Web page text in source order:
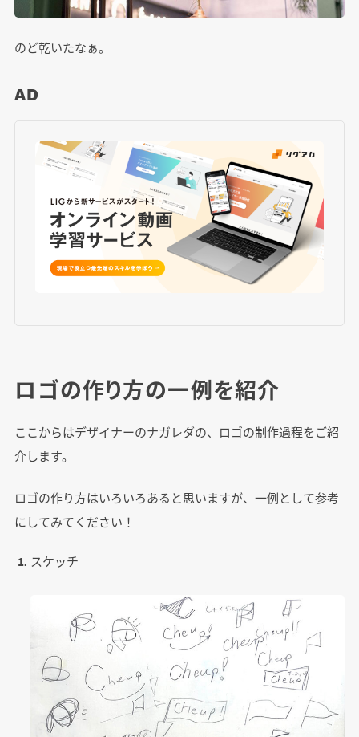
のど乾いたなぁ。
AD
ロゴの作り方の一例を紹介
ここからはデザイナーのナガレダの、ロゴの制作過程をご紹
介します。
ロゴの作り方はいろいろあると思いますが、一例として参考
にしてみてください！
スケッチ